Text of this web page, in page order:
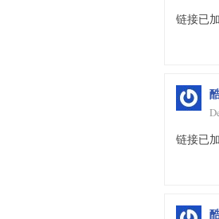
链接已
链接已